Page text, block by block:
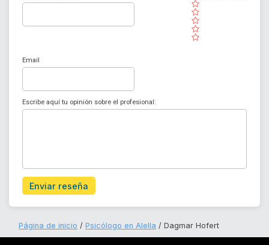
( )
( )
( )
( )
( )
Email
Escribe aquí tu opinión sobre el profesional:
Enviar reseña
Página de inicio Psicólogo en Alella Dagmar Hofert